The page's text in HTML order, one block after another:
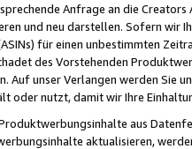
Anfrage an die
und neu darstellen. Sofern wir
für einen unbestimmten
des Vorstehenden
Auf unser Verlangen werden Sie
oder nutzt, damit wir Ihre
aus
aktualisieren,